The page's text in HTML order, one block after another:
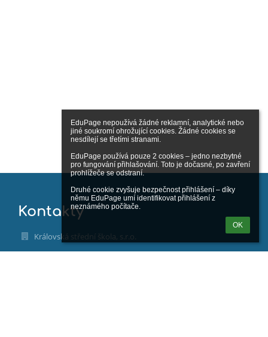
EduPage nepoužívá žádné reklamní, analytické nebo
jiné soukromí ohrožující cookies. Žádné cookies se
nesdílejí se třetími stranami.
EduPage používá pouze 2 cookies – jedno nezbytné
pro fungování přihlašování. Toto je dočasné, po zavření
prohlížeče se odstraní.
Druhé cookie zvyšuje bezpečnost přihlášení – díky
němu EduPage umí identifikovat přihlášení z
neznámého počítače.
OK
Kontakty
Královská střední škola, s.r.o.
admin@skolabohnice.cz